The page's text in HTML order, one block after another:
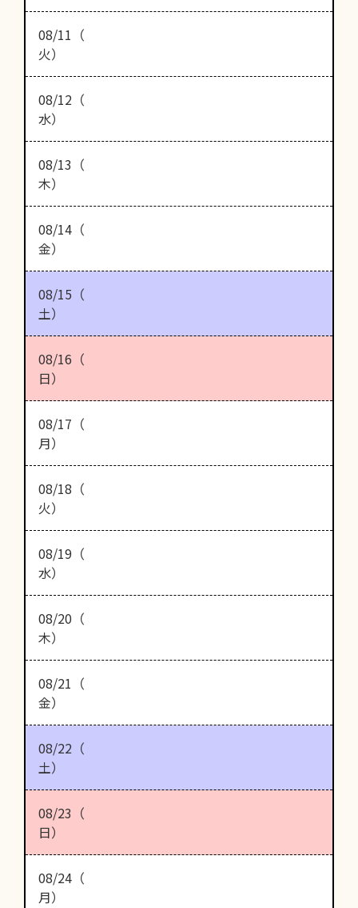
08/11（
火）
08/12（
水）
08/13（
木）
08/14（
金）
08/15（
土）
08/16（
日）
08/17（
月）
08/18（
火）
08/19（
水）
08/20（
木）
08/21（
金）
08/22（
土）
08/23（
日）
08/24（
月）